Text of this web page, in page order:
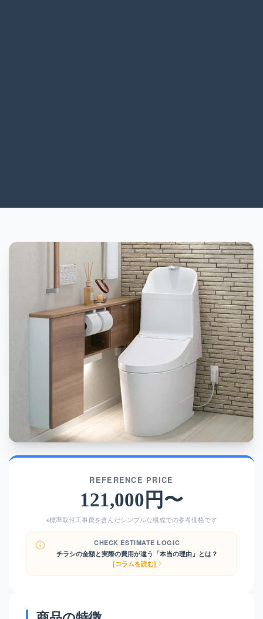
REFERENCE PRICE
121,000円〜
※標準取付工事費を含んだシンプルな構成での参考価格です
CHECK ESTIMATE LOGIC
チラシの金額と実際の費用が違う「本当の理由」とは？
[コラムを読む]